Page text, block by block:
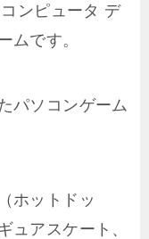
ンピュータ デ
ムです。
パソコンゲーム
ホットドッ
ュアスケート、